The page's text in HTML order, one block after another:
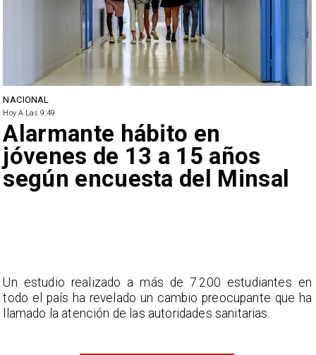
NACIONAL
Hoy A Las 9:49
Alarmante hábito en
jóvenes de 13 a 15 años
según encuesta del Minsal
Un estudio realizado a más de 7.200 estudiantes en
todo el país ha revelado un cambio preocupante que ha
llamado la atención de las autoridades sanitarias.